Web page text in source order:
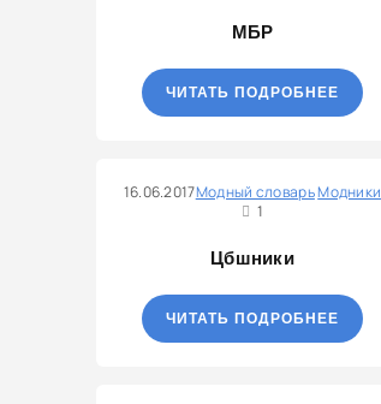
МБР
ЧИТАТЬ ПОДРОБНЕЕ
16.06.2017Модный словарьМодники
1
Цбшники
ЧИТАТЬ ПОДРОБНЕЕ